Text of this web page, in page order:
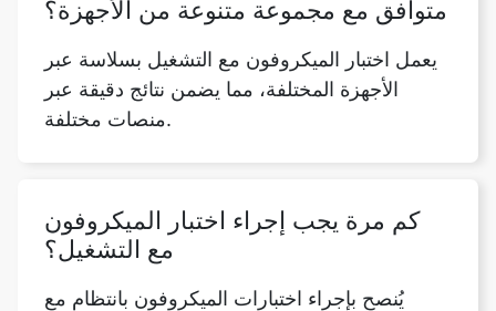
متوافق مع مجموعة متنوعة من الأجهزة؟
يعمل اختبار الميكروفون مع التشغيل بسلاسة عبر
الأجهزة المختلفة، مما يضمن نتائج دقيقة عبر
منصات مختلفة.
كم مرة يجب إجراء اختبار الميكروفون
مع التشغيل؟
يُنصح بإجراء اختبارات الميكروفون بانتظام مع